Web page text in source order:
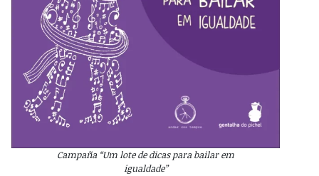
Campaña “Um lote de dicas para bailar em
igualdade”